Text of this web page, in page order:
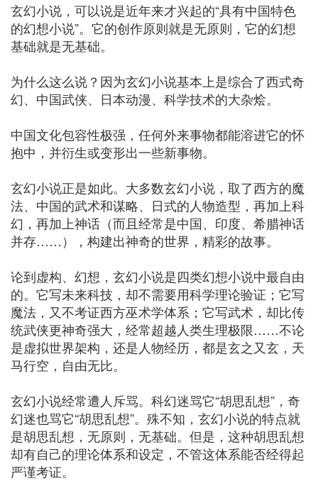
玄幻小说，可以说是近年来才兴起的“具有中国特色
的幻想小说”。它的创作原则就是无原则，它的幻想
基础就是无基础。
为什么这么说？因为玄幻小说基本上是综合了西式奇
幻、中国武侠、日本动漫、科学技术的大杂烩。
中国文化包容性极强，任何外来事物都能溶进它的怀
抱中，并衍生或变形出一些新事物。
玄幻小说正是如此。大多数玄幻小说，取了西方的魔
法、中国的武术和谋略、日式的人物造型，再加上科
幻，再加上神话（而且经常是中国、印度、希腊神话
并存……），构建出神奇的世界，精彩的故事。
论到虚构、幻想，玄幻小说是四类幻想小说中最自由
的。它写未来科技，却不需要用科学理论验证；它写
魔法，又不考证西方巫术学体系；它写武术，却比传
统武侠更神奇强大，经常超越人类生理极限……不论
是虚拟世界架构，还是人物经历，都是玄之又玄，天
马行空，自由无比。
玄幻小说经常遭人斥骂。科幻迷骂它“胡思乱想”，奇
幻迷也骂它“胡思乱想”。殊不知，玄幻小说的特点就
是胡思乱想，无原则，无基础。但是，这种胡思乱想
却有自己的理论体系和设定，不管这体系能否经得起
严谨考证。